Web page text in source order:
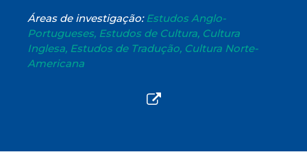
Áreas de investigação:Estudos Anglo-
Portugueses, Estudos de Cultura, Cultura
Inglesa, Estudos de Tradução, Cultura Norte-
Americana